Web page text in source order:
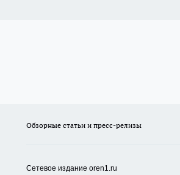
Обзорные статьи и пресс-релизы
Сетевое издание oren1.ru